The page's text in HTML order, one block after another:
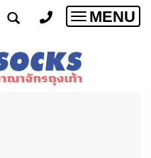
Toggle
MENU